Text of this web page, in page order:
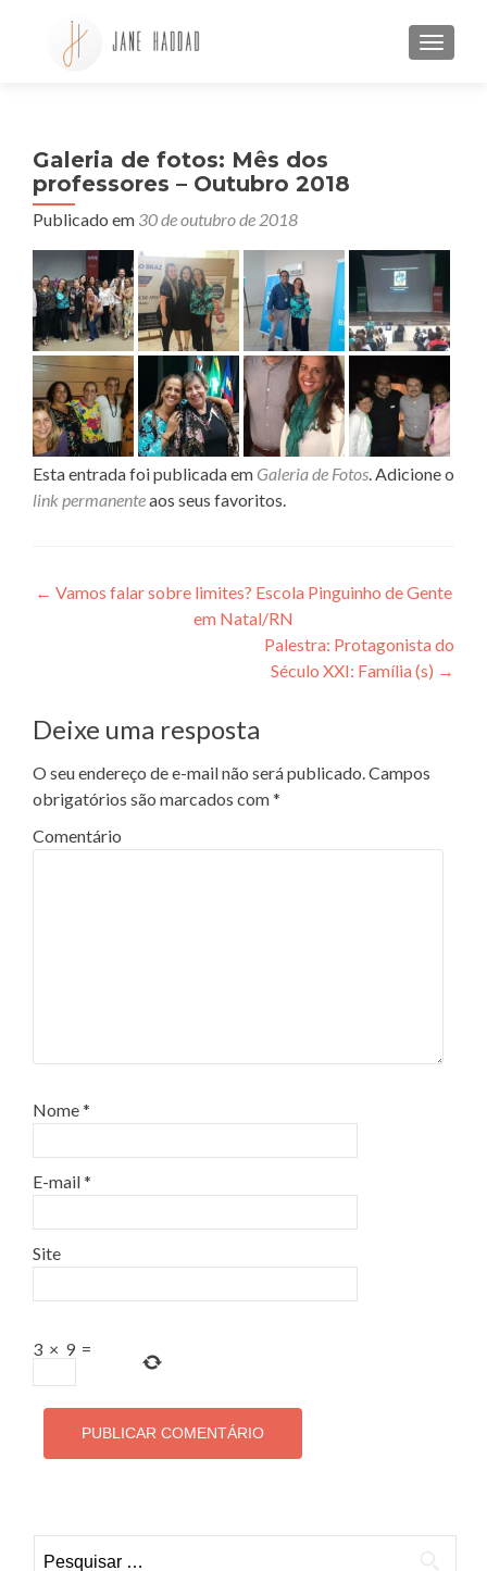
Galeria de fotos: Mês dos
professores – Outubro 2018
Publicado em 30 de outubro de 2018
Esta entrada foi publicada em Galeria de Fotos. Adicione o
link permanenteaos seus favoritos.
Navegação de posts
← Vamos falar sobre limites? Escola Pinguinho de Gente
em Natal/RN
Palestra: Protagonista do
Século XXI: Família (s) →
Deixe uma resposta
O seu endereço de e-mail não será publicado.Campos
obrigatórios são marcados com*
Comentário
Nome*
E-mail*
Site
3 × 9 =